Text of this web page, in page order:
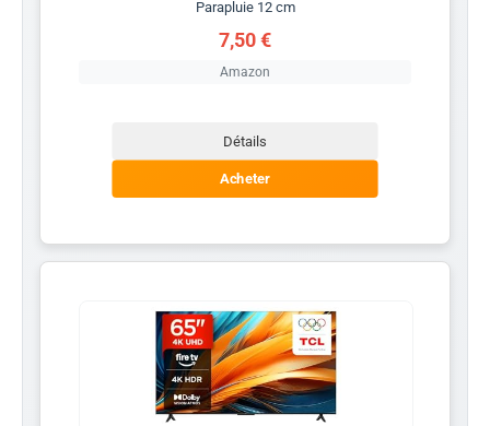
Parapluie 12 cm
7,50 €
Amazon
Détails
Acheter